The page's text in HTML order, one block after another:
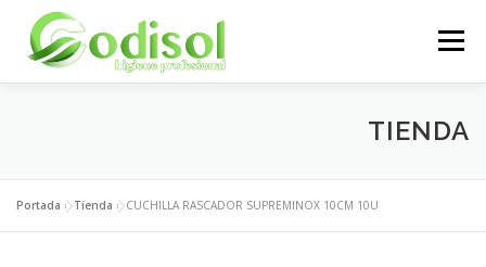
contenido
Menú
ÁREA CLIENTES CONTACTO
TIENDA
Portada »Tienda »CUCHILLA RASCADOR SUPREMINOX 10CM 10U